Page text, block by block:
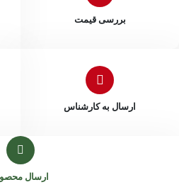
بررسی قیمت
ارسال به کارشناس
ارسال